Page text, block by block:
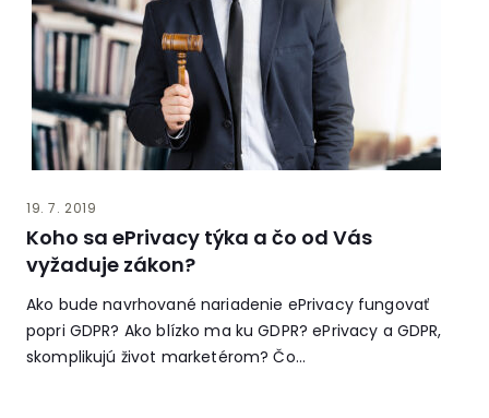
19. 7. 2019
Koho sa ePrivacy týka a čo od Vás
vyžaduje zákon?
Ako bude navrhované nariadenie ePrivacy fungovať
popri GDPR? Ako blízko ma ku GDPR? ePrivacy a GDPR,
skomplikujú život marketérom? Čo...